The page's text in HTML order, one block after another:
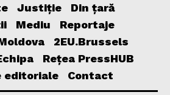
Justiție
Din țară
Mediu
Reportaje
2EU.Brussels
Rețea PressHUB
editoriale
Contact